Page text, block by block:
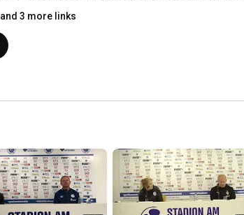
and 3 more links